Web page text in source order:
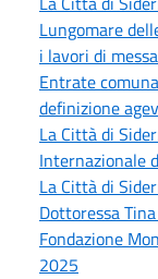
Lungomare
i lavori di
Entrate
definizione
La Città di
Internazionale
La Città di
Dottoressa
Fondazione
2025